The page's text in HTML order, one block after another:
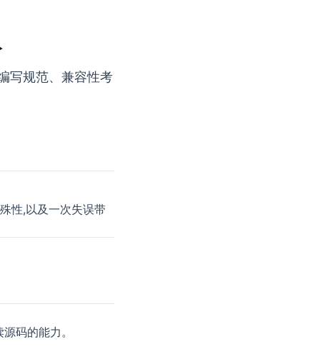
写规范、兼容性考
性,以及一次失误带
码的能力。